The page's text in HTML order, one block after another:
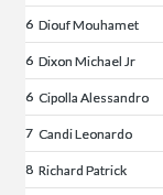
6 Diouf Mouhamet
6 Dixon Michael Jr
6 Cipolla Alessandro
7 Candi Leonardo
8 Richard Patrick